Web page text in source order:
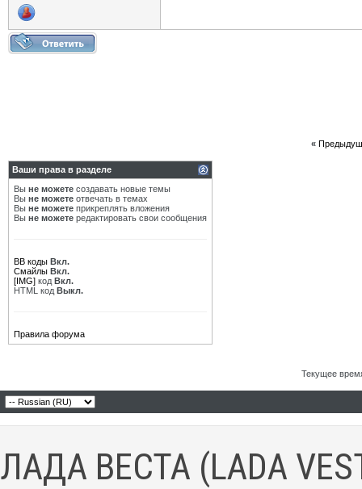
«
Ваши права в разделе
Вы не можете создавать новые темы
Вы не можете отвечать в темах
Вы не можете прикреплять вложения
Вы не можете редактировать свои сообщения
BB коды Вкл.
Смайлы Вкл.
[IMG] код Вкл.
HTML код Выкл.
Правила форума
Текущее
ЛАДА ВЕСТА (LADA